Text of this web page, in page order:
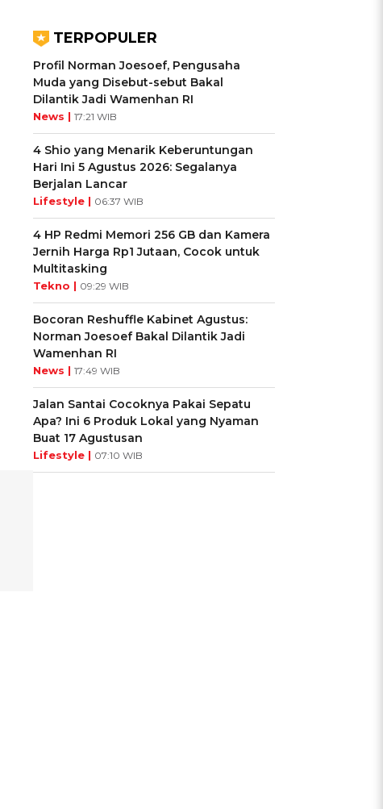
TERPOPULER
Profil Norman Joesoef, Pengusaha
Muda yang Disebut-sebut Bakal
Dilantik Jadi Wamenhan RI
News | 17:21 WIB
4 Shio yang Menarik Keberuntungan
Hari Ini 5 Agustus 2026: Segalanya
Berjalan Lancar
Lifestyle | 06:37 WIB
4 HP Redmi Memori 256 GB dan Kamera
Jernih Harga Rp1 Jutaan, Cocok untuk
Multitasking
Tekno | 09:29 WIB
Bocoran Reshuffle Kabinet Agustus:
Norman Joesoef Bakal Dilantik Jadi
Wamenhan RI
News | 17:49 WIB
Jalan Santai Cocoknya Pakai Sepatu
Apa? Ini 6 Produk Lokal yang Nyaman
Buat 17 Agustusan
Lifestyle | 07:10 WIB